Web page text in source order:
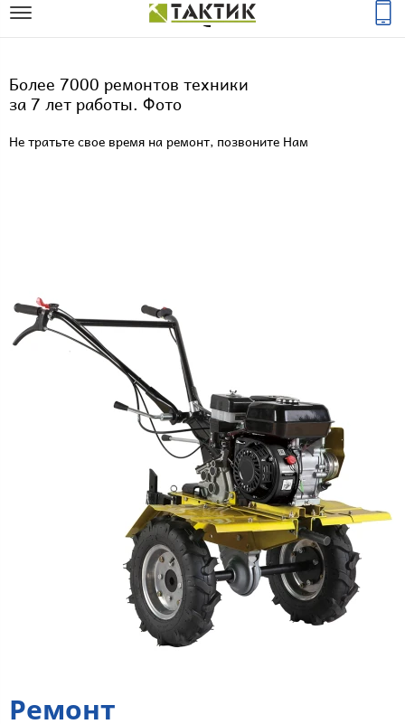
Более 7000 ремонтов техники
за 7 лет работы. Фото
Не тратьте свое время на ремонт, позвоните Нам
Ремонт